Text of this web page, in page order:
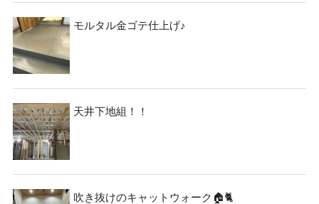
モルタル金ゴテ仕上げ♪
天井下地組！！
吹き抜けのキャットウォーク🏠🐈